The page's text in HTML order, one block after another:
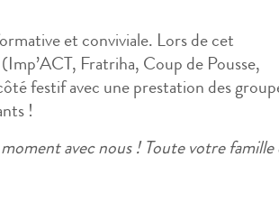
et conviviale. Lors de cet
Fratriha, Coup de Pousse,
festif avec une prestation des
!
avec nous ! Toute votre famille